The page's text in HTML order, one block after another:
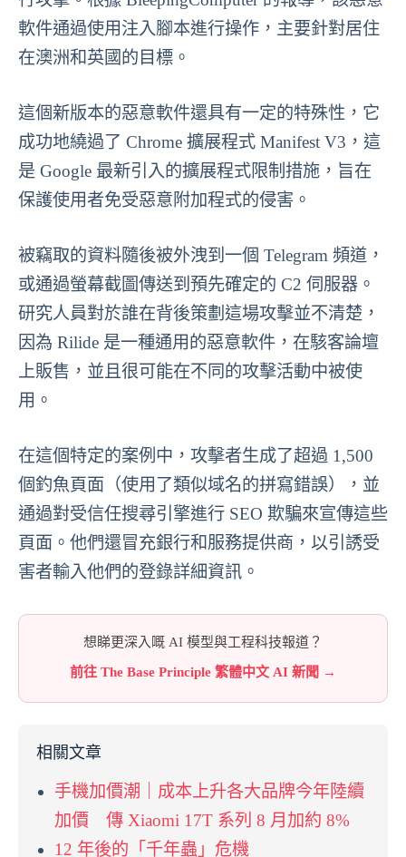
軟件通過使用注入腳本進行操作，主要針對居住
在澳洲和英國的目標。
這個新版本的惡意軟件還具有一定的特殊性，它
成功地繞過了 Chrome 擴展程式 Manifest V3，這
是 Google 最新引入的擴展程式限制措施，旨在
保護使用者免受惡意附加程式的侵害。
被竊取的資料隨後被外洩到一個 Telegram 頻道，
或通過螢幕截圖傳送到預先確定的 C2 伺服器。
研究人員對於誰在背後策劃這場攻擊並不清楚，
因為 Rilide 是一種通用的惡意軟件，在駭客論壇
上販售，並且很可能在不同的攻擊活動中被使
用。
在這個特定的案例中，攻擊者生成了超過 1,500
個釣魚頁面（使用了類似域名的拼寫錯誤），並
通過對受信任搜尋引擎進行 SEO 欺騙來宣傳這些
頁面。他們還冒充銀行和服務提供商，以引誘受
害者輸入他們的登錄詳細資訊。
想睇更深入嘅 AI 模型與工程科技報道？
前往 The Base Principle 繁體中文 AI 新聞 →
相關文章
手機加價潮｜成本上升各大品牌今年陸續
加價 傳 Xiaomi 17T 系列 8 月加約 8%
12 年後的「千年蟲」危機